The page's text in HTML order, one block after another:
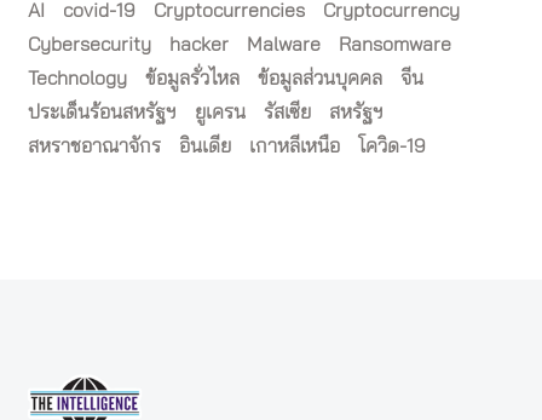
AI covid-19 Cryptocurrencies
Cryptocurrency
Cybersecurity
hacker Malware
Ransomware
Technology
ข้อมูลรั่วไหล ข้อมูลส่วนบุคคล
จีน
ประเด็นร้อนสหรัฐฯ
ยูเครน รัสเซีย
สหรัฐฯ
สหราชอาณาจักร
อินเดีย เกาหลีเหนือ โควิด-19